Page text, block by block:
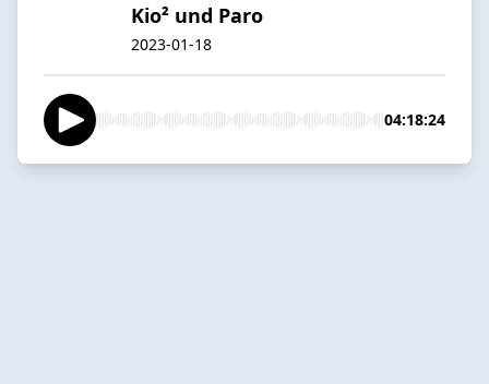
Kio² und Paro
2023-01-18
04:18:24